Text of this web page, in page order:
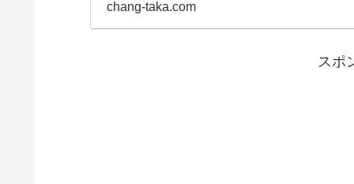
chang-taka.com
スポ